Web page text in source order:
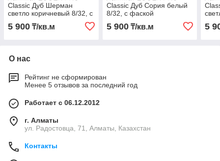
Classic Дуб Шерман
светло коричневый 8/32, с
5 900 ₸/кв.м
Classic Дуб Сория белый
8/32, с фаской
5 900₸/кв.м 5
О нас
Рейтинг не сформирован
Менее 5 отзывов за последний год
Работает с 06.12.2012
г. Алматы
ул. Радостовца, 71, Алматы, Казахстан
Контакты